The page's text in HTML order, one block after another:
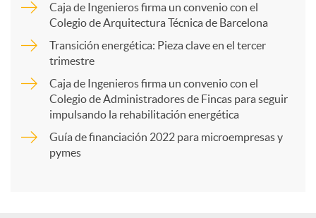
r
Caja de Ingenieros firma un convenio con el
Colegio de Arquitectura Técnica de Barcelona
Transición energética: Pieza clave en el tercer
trimestre
Caja de Ingenieros firma un convenio con el
Colegio de Administradores de Fincas para seguir
impulsando la rehabilitación energética
Guía de financiación 2022 para microempresas y
pymes